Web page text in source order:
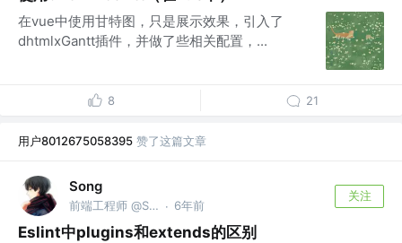
在vue中使用甘特图，只是展示效果，引入了
dhtmlxGantt插件，并做了些相关配置，...
8 21
用户8012675058395 赞了这篇文章
Song
前端工程师 @Shopee · 6年前
关注
Eslint中plugins和extends的区别